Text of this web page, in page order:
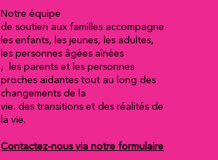
Notre équipe
de soutien aux familles accompagne
les enfants, les jeunes, les adultes,
les personnes âgées aînées
, les parents et les personnes
proches aidantes tout au long des
changements de la
vie. des transitions et des réalités de
la vie.
Contactez-nous via notre formulaire